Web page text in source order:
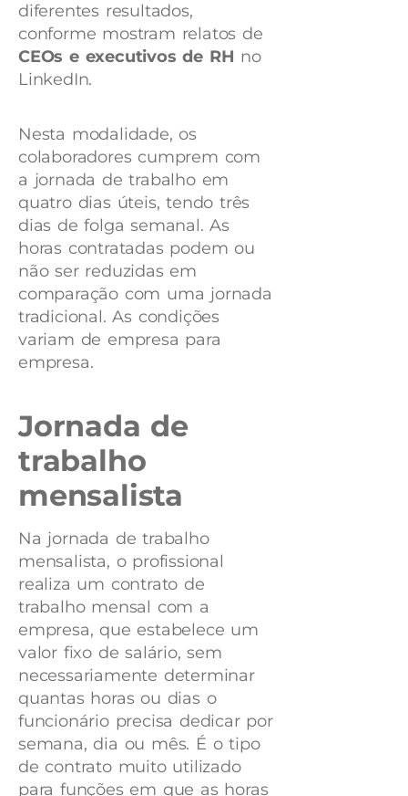
diferentes resultados,
conforme mostram relatos de
CEOs e executivos de RH no
LinkedIn.
Nesta modalidade, os
colaboradores cumprem com
a jornada de trabalho em
quatro dias úteis, tendo três
dias de folga semanal. As
horas contratadas podem ou
não ser reduzidas em
comparação com uma jornada
tradicional. As condições
variam de empresa para
empresa.
Jornada de
trabalho
mensalista
Na jornada de trabalho
mensalista, o profissional
realiza um contrato de
trabalho mensal com a
empresa, que estabelece um
valor fixo de salário, sem
necessariamente determinar
quantas horas ou dias o
funcionário precisa dedicar por
semana, dia ou mês. É o tipo
de contrato muito utilizado
para funções em que as horas